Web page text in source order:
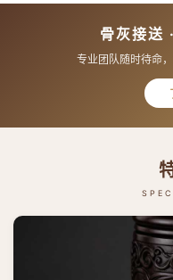
骨灰接送
专业团队随时待命